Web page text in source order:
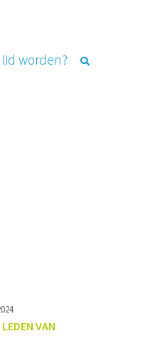
lid worden?
VAN